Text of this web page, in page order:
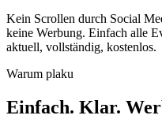
Kein Scrollen durch Social
keine Werbung. Einfach alle
aktuell, vollständig, kostenlos.
Warum plaku
Einfach. Klar.